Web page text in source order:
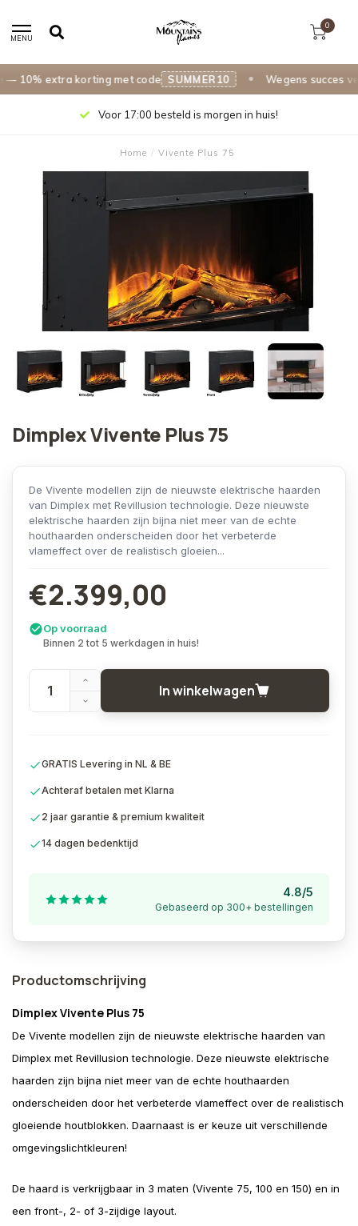
10% extra korting met code SUMMER10 Wegens succes
MENU
0
Voor 17:00 besteld is morgen in huis!
Home / Vivente Plus 75
Dimplex Vivente Plus 75
De Vivente modellen zijn de nieuwste elektrische haarden
van Dimplex met Revillusion technologie. Deze nieuwste
elektrische haarden zijn bijna niet meer van de echte
houthaarden onderscheiden door het verbeterde
vlameffect over de realistisch gloeien...
€2.399,00
Op voorraad
Binnen 2 tot 5 werkdagen in huis!
In winkelwagen
GRATIS Levering in NL & BE
Achteraf betalen met Klarna
2 jaar garantie & premium kwaliteit
14 dagen bedenktijd
4.8/5
Gebaseerd op 300+ bestellingen
Productomschrijving
Dimplex Vivente Plus 75
De Vivente modellen zijn de nieuwste elektrische haarden van
Dimplex met Revillusion technologie. Deze nieuwste elektrische
haarden zijn bijna niet meer van de echte houthaarden
onderscheiden door het verbeterde vlameffect over de realistisch
gloeiende houtblokken. Daarnaast is er keuze uit verschillende
omgevingslichtkleuren!
De haard is verkrijgbaar in 3 maten (Vivente 75, 100 en 150) en in
een front-, 2- of 3-zijdige layout.